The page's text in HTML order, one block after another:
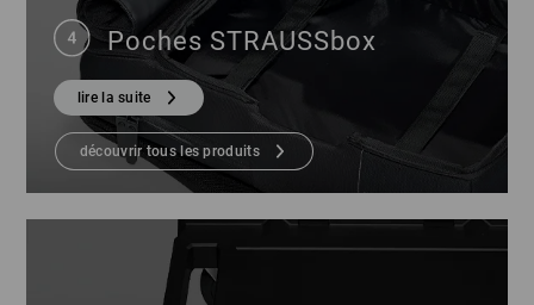
Poches STRAUSSbox
lire la suite
découvrir tous les produits